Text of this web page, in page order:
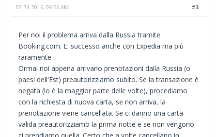
#3
03-31-2016, 09:56 AM
Per noi il problema arriva dalla Russia tramite
Booking.com. E' successo anche con Expedia ma più
raramente.
Ormai noi appena arrivano prenotazioni dalla Russia (o
paesi dell'Est) preautorizziamo subito. Se la transazione è
negata (lo è la maggior parte delle volte), procediamo
con la richiesta di nuova carta, se non arriva, la
prenotazione viene cancellata. Se ci danno una carta
valida preautorizziamo la prima notte e se non vengono